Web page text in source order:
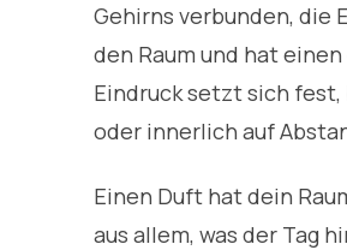
Gehirns verbunden, die
den Raum und hat
Eindruck setzt sich
oder innerlich auf
Einen Duft hat dein
aus allem, was der Tag